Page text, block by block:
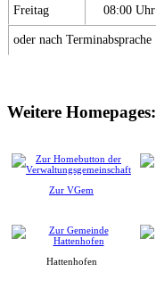
Freitag 08:00
oder nach Terminabsprache
Weitere Homepages:
Zur VGem
Hattenhofen